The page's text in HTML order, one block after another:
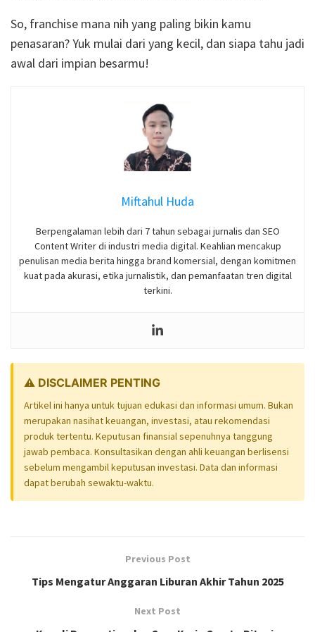
So, franchise mana nih yang paling bikin kamu
penasaran? Yuk mulai dari yang kecil, dan siapa tahu jadi
awal dari impian besarmu!
Miftahul Huda
Berpengalaman lebih dari 7 tahun sebagai jurnalis dan SEO
Content Writer di industri media digital. Keahlian mencakup
penulisan media berita hingga brand komersial, dengan komitmen
kuat pada akurasi, etika jurnalistik, dan pemanfaatan tren digital
terkini.
⚠️ DISCLAIMER PENTING
Artikel ini hanya untuk tujuan edukasi dan informasi umum. Bukan
merupakan nasihat keuangan, investasi, atau rekomendasi
produk tertentu. Keputusan finansial sepenuhnya tanggung
jawab pembaca. Konsultasikan dengan ahli keuangan berlisensi
sebelum mengambil keputusan investasi. Data dan informasi
dapat berubah sewaktu-waktu.
Previous Post
Tips Mengatur Anggaran Liburan Akhir Tahun 2025
Next Post